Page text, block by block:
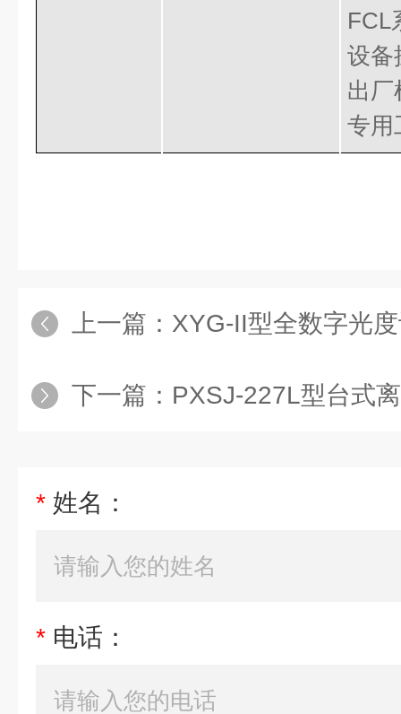
FCL
设备
出厂
专用
上一篇： XYG-II型全数字光
下一篇： PXSJ-227L型台式离子
* 姓名：
* 电话：